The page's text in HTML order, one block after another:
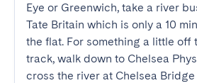
Eye or Greenwich, take a river
Tate Britain which is only a 10
the flat. For something a little off
track, walk down to Chelsea
cross the river at Chelsea